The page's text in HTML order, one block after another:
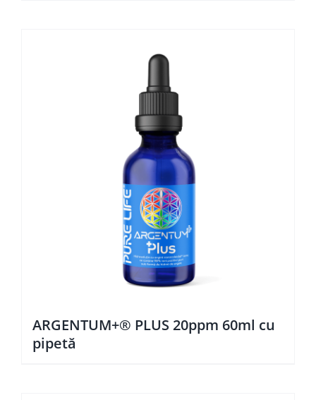
ARGENTUM+® PLUS 20ppm 60ml cu
pipetă